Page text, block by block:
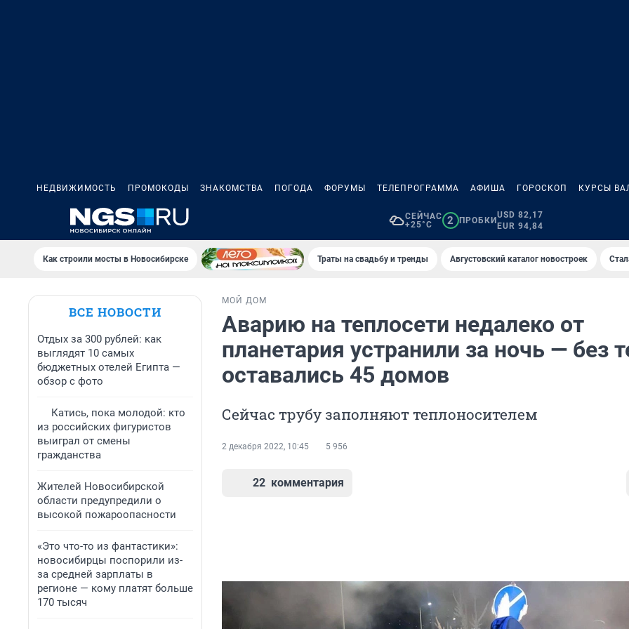
НЕДВИЖИМОСТЬ ПРОМОКОДЫ ЗНАКОМСТВА ПОГОДА ФОРУМЫ ТЕЛЕПРОГРАММА АФИША ГОРОСКОП КУРСЫ
СЕЙЧАС
+25°C
2 ПРОБКИ
USD 82,17
EUR 94,84
Как строили мосты в Новосибирске Траты на свадьбу и тренды Августовский каталог новостроек
ВСЕ НОВОСТИ
Отдых за 300 рублей: как
выглядят 10 самых
бюджетных отелей Египта —
обзор с фото
Катись, пока молодой: кто
из российских фигуристов
выиграл от смены
гражданства
Жителей Новосибирской
области предупредили о
высокой пожароопасности
«Это что-то из фантастики»:
новосибирцы поспорили из-
за средней зарплаты в
регионе — кому платят больше
170 тысяч
МОЙ ДОМ
Аварию на теплосети недалеко от
планетария устранили за ночь — без
оставались 45 домов
Сейчас трубу заполняют теплоносителем
2 декабря 2022, 10:45 5 956
22 комментария